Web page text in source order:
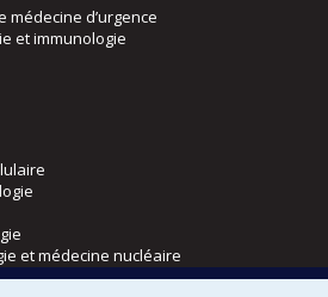
médecine d’urgence
et immunologie
et médecine nucléaire